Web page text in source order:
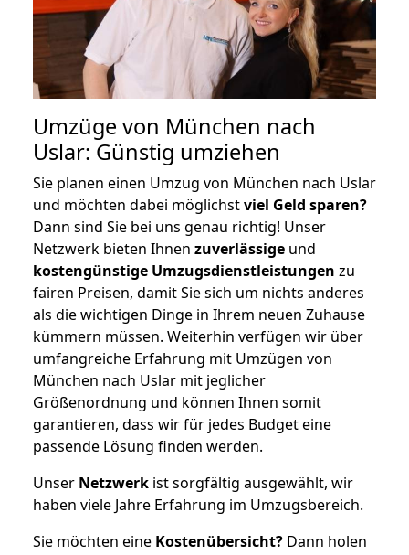
Umzüge von München nach
Uslar: Günstig umziehen
Sie planen einen Umzug von München nach Uslar
und möchten dabei möglichstviel Geld sparen?
Dann sind Sie bei uns genau richtig! Unser
Netzwerk bieten Ihnen zuverlässige und
kostengünstige Umzugsdienstleistungen zu
fairen Preisen, damit Sie sich um nichts anderes
als die wichtigen Dinge in Ihrem neuen Zuhause
kümmern müssen. Weiterhin verfügen wir über
umfangreiche Erfahrung mit Umzügen von
München nach Uslar mit jeglicher
Größenordnung und können Ihnen somit
garantieren, dass wir für jedes Budget eine
passende Lösung finden werden.
Unser Netzwerk ist sorgfältig ausgewählt, wir
haben viele Jahre Erfahrung im Umzugsbereich.
Sie möchten eine Kostenübersicht? Dann holen